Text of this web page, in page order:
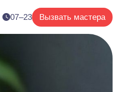
07–23 Вызвать мастера